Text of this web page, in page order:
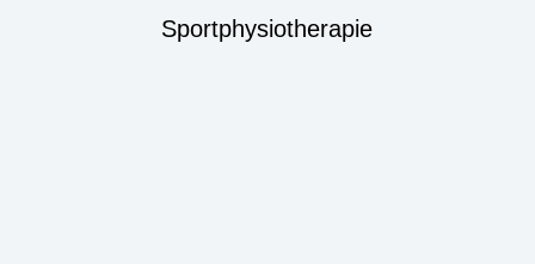
Sportphysiotherapie